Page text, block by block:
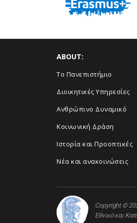
ABOUT:
Το Πανεπιστήμιο
Διοικητικές Υπηρεσίες
Ανθρώπινο Δυναμικό
Κοινωνική Δράση
Ιστορία και Προοπτικές
Νέα και ανακοινώσεις
Copyright ©
Εθνικό και